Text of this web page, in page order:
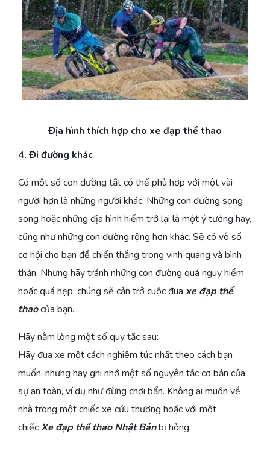
Địa hình thích hợp cho xe đạp thể thao
4. Đi đường khác
Có một số con đường tắt có thể phù hợp với một vài
người hơn là những người khác. Những con đường song
song hoặc những địa hình hiểm trở lại là một ý tưởng hay,
cũng như những con đường rộng hơn khác. Sẽ có vô số
cơ hội cho bạn để chiến thắng trong vinh quang và bình
thản. Nhưng hãy tránh những con đường quá nguy hiểm
hoặc quá hẹp, chúng sẽ cản trở cuộc đua xe đạp thể
thaocủa bạn.
Hãy nằm lòng một số quy tắc sau:
Hãy đua xe một cách nghiêm túc nhất theo cách bạn
muốn, nhưng hãy ghi nhớ một số nguyên tắc cơ bản của
sự an toàn, ví dụ như đừng chơi bẩn. Không ai muốn về
nhà trong một chiếc xe cứu thương hoặc với một
chiếc Xe đạp thể thao Nhật Bảnbị hỏng.